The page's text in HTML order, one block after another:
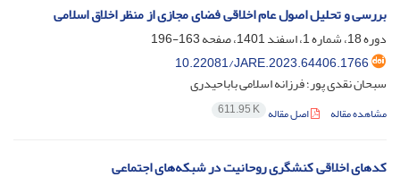
بررسی و تحلیل اصول عام اخلاقی فضای مجازی از منظر اخلاق اسلامی
دوره 18، شماره 1، اسفند 1401، صفحه
163-196
10.22081/JARE.2023.64406.1766
سبحان نقدی پور؛ فرزانه اسلامی باباحیدری
مشاهده مقاله اصل مقاله 611.95 K
کدهای اخلاقی کنشگری روحانیت در شبکه‌های اجتماعی